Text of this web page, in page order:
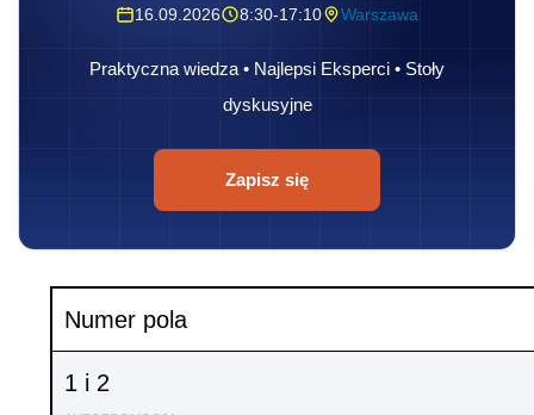
16.09.2026 8:30-17:10 Warszawa
Praktyczna wiedza • Najlepsi Eksperci • Stoły
dyskusyjne
Zapisz się
Numer pola
1 i 2